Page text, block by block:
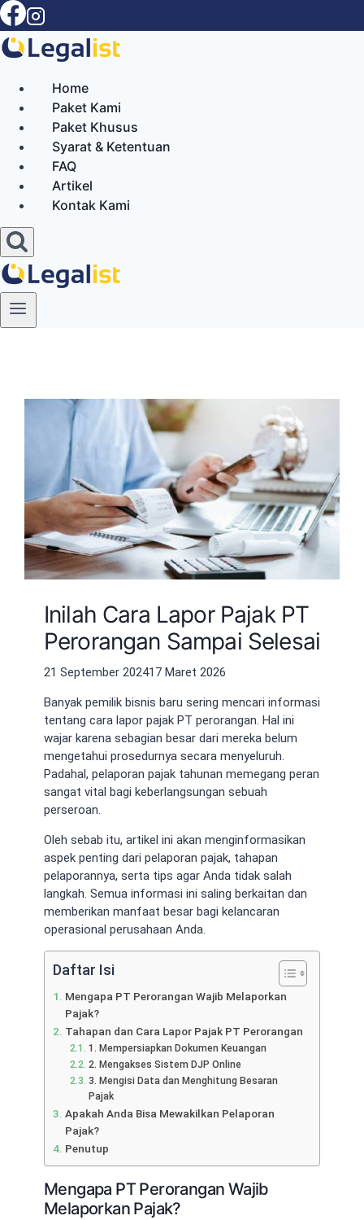
Skip
to
content
Home
Paket Kami
Paket Khusus
Syarat & Ketentuan
FAQ
Artikel
Kontak Kami
Inilah Cara Lapor Pajak PT
Perorangan Sampai Selesai
21 September 202417 Maret 2026
Banyak pemilik bisnis baru sering mencari informasi
tentang cara lapor pajak PT perorangan. Hal ini
wajar karena sebagian besar dari mereka belum
mengetahui prosedurnya secara menyeluruh.
Padahal, pelaporan pajak tahunan memegang peran
sangat vital bagi keberlangsungan sebuah
perseroan.
Oleh sebab itu, artikel ini akan menginformasikan
aspek penting dari pelaporan pajak, tahapan
pelaporannya, serta tips agar Anda tidak salah
langkah. Semua informasi ini saling berkaitan dan
memberikan manfaat besar bagi kelancaran
operasional perusahaan Anda.
Daftar Isi
Mengapa PT Perorangan Wajib Melaporkan
Pajak?
Tahapan dan Cara Lapor Pajak PT Perorangan
1. Mempersiapkan Dokumen Keuangan
2. Mengakses Sistem DJP Online
3. Mengisi Data dan Menghitung Besaran
Pajak
Apakah Anda Bisa Mewakilkan Pelaporan
Pajak?
Penutup
Mengapa PT Perorangan Wajib
Melaporkan Pajak?